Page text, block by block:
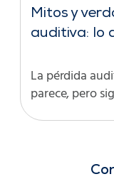
Mitos y
auditiva: lo
La pérdida
parece, pero